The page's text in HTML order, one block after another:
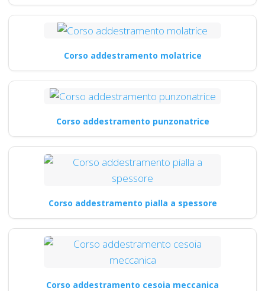
Corso addestramento molatrice
Corso addestramento punzonatrice
Corso addestramento pialla a spessore
Corso addestramento cesoia meccanica